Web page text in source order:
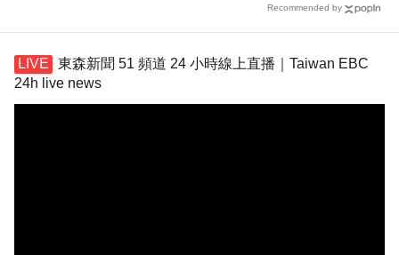
Recommended by
東森新聞 51 頻道 24 小時線上直播｜Taiwan EBC
24h live news